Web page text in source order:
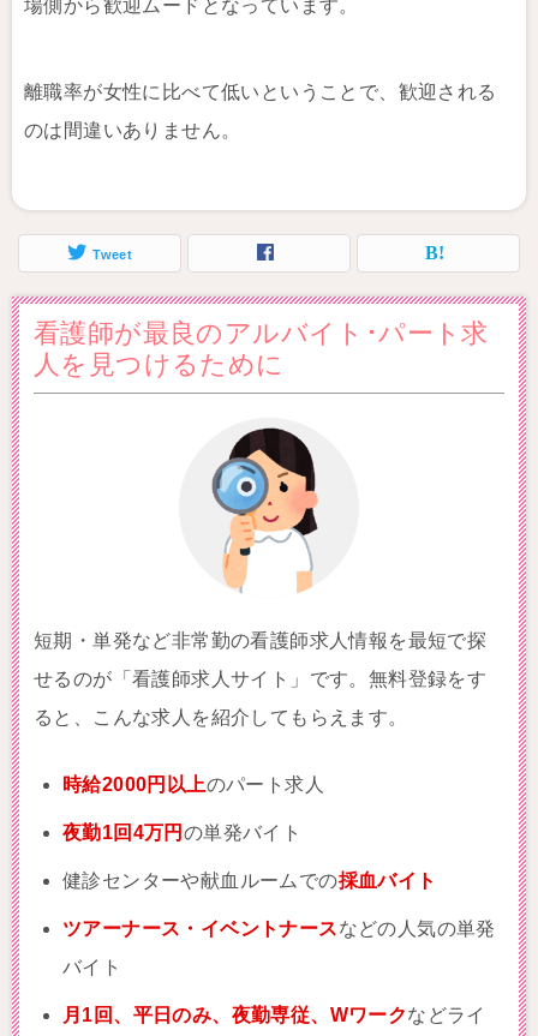
場側から歓迎ムードとなっています。
離職率が女性に比べて低いということで、歓迎される
のは間違いありません。
Tweet
看護師が最良のアルバイト･パート求
人を見つけるために
短期・単発など非常勤の看護師求人情報を最短で探
せるのが「看護師求人サイト」です。無料登録をす
ると、こんな求人を紹介してもらえます。
時給2000円以上のパート求人
夜勤1回4万円 の単発バイト
健診センターや献血ルームでの採血バイト
ツアーナース・イベントナースなどの人気の単発
バイト
月1回、平日のみ、夜勤専従、Wワークなどライ